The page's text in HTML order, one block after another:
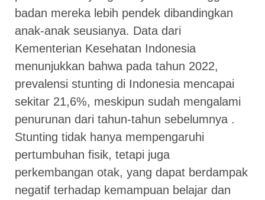
badan mereka lebih pendek dibandingkan
anak-anak seusianya. Data dari
Kementerian Kesehatan Indonesia
menunjukkan bahwa pada tahun 2022,
prevalensi stunting di Indonesia mencapai
sekitar 21,6%, meskipun sudah mengalami
penurunan dari tahun-tahun sebelumnya .
Stunting tidak hanya mempengaruhi
pertumbuhan fisik, tetapi juga
perkembangan otak, yang dapat berdampak
negatif terhadap kemampuan belajar dan